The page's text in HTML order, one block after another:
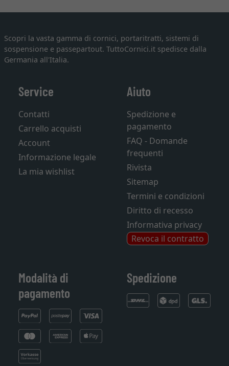
Scopri la vasta gamma di cornici, portaritratti, sistemi di
sospensione e passepartout. TuttoCornici.it spedisce dalla
Germania all'Italia.
Service
Contatti
Carrello acquisti
Account
Informazione legale
La mia wishlist
Aiuto
Spedizione e
pagamento
FAQ - Domande
frequenti
Rivista
Sitemap
Termini e condizioni
Diritto di recesso
Informativa privacy
Revoca il contratto
Modalità di
pagamento
Spedizione